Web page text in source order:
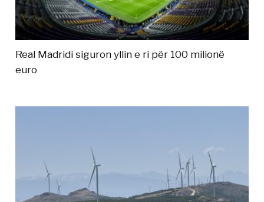
Real Madridi siguron yllin e ri për 100 milionë
euro